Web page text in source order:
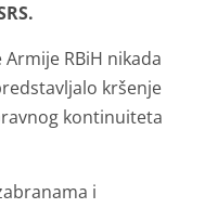
RBiH nikada
kršenje
kontinuiteta
i